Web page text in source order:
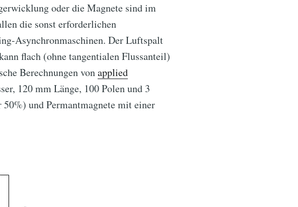
oder die Magnete sind im
die sonst erforderlichen
Asynchronmaschinen. Der Luftspalt
flach (ohne tangentialen Flussanteil)
Berechnungen vonapplied
120 mm Länge, 100 Polen und 3
und Permantmagnete mit einer